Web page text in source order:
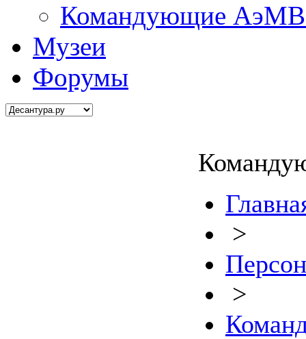
Командующие АэМВ
Музеи
Форумы
>
>